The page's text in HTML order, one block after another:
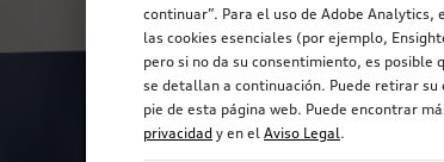
continuar”. Para el uso de Adobe
las cookies esenciales (por ejemplo,
pero si no da su consentimiento, es posible
se detallan a continuación. Puede retirar
pie de esta página web. Puede encontrar
privacidad y en el Aviso Legal.